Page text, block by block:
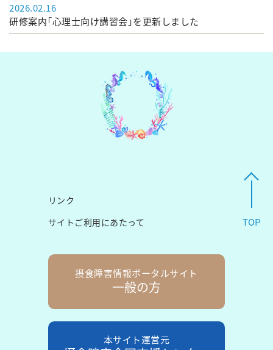
2026.02.16
研修案内「心理士向け講習会」を更新しました
TOP
リンク
サイトご利用にあたって
摂食障害情報ポータルサイト
一般の方
本サイト運営元